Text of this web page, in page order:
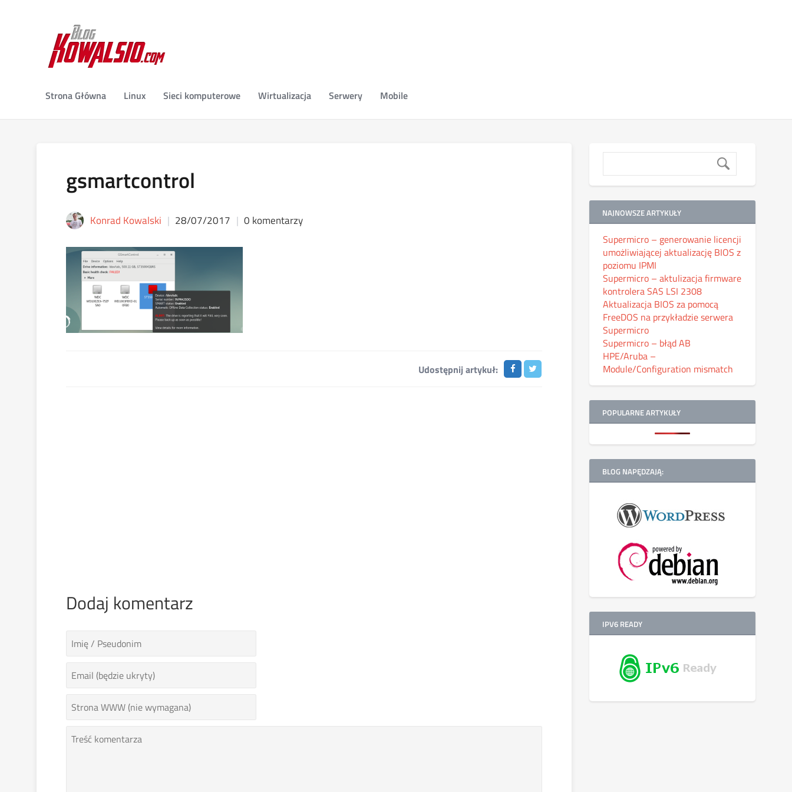
Strona Główna Linux Sieci komputerowe Wirtualizacja Serwery Mobile
gsmartcontrol
Konrad Kowalski 28/07/2017 0 komentarzy
Udostępnij artykuł:
Dodaj komentarz
NAJNOWSZE ARTYKUŁY
Supermicro – generowanie licencji
umożliwiającej aktualizację BIOS z
poziomu IPMI
Supermicro – aktulizacja firmware
kontrolera SAS LSI 2308
Aktualizacja BIOS za pomocą
FreeDOS na przykładzie serwera
Supermicro
Supermicro – błąd AB
HPE/Aruba –
Module/Configuration mismatch
POPULARNE ARTYKUŁY
BLOG NAPĘDZAJĄ:
IPV6 READY